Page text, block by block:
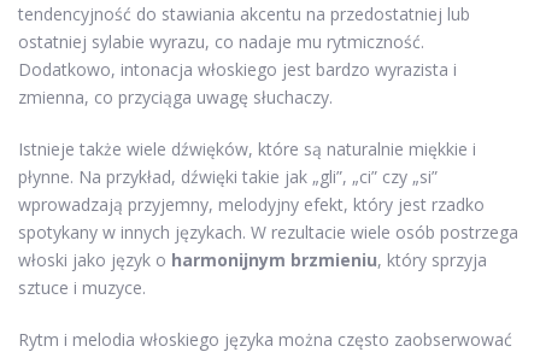
tendencyjność do stawiania akcentu na przedostatniej lub
ostatniej sylabie wyrazu, co nadaje mu rytmiczność.
Dodatkowo, intonacja włoskiego jest bardzo wyrazista i
zmienna, co przyciąga uwagę słuchaczy.
Istnieje także wiele dźwięków, które są naturalnie miękkie i
płynne. Na przykład, dźwięki takie jak „gli”, „ci” czy „si”
wprowadzają przyjemny, melodyjny efekt, który jest rzadko
spotykany w innych językach. W rezultacie wiele osób postrzega
włoski jako język o harmonijnym brzmieniu, który sprzyja
sztuce i muzyce.
Rytm i melodia włoskiego języka można często zaobserwować